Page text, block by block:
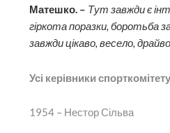
Матешко. – Тут завжди є
гіркота поразки, боротьба
завжди цікаво, весело,
Усі керівники спорткомітету
1954 – Нестор Сільва